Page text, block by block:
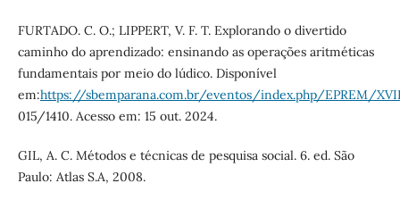
FURTADO. C. O.; LIPPERT, V. F. T. Explorando o divertido
caminho do aprendizado: ensinando as operações aritméticas
fundamentais por meio do lúdico. Disponível
em:https://sbemparana.com.br/eventos/index.php/EPREM/
015/1410. Acesso em: 15 out. 2024.
GIL, A. C. Métodos e técnicas de pesquisa social. 6. ed. São
Paulo: Atlas S.A, 2008.